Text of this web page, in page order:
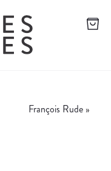
François Rude »